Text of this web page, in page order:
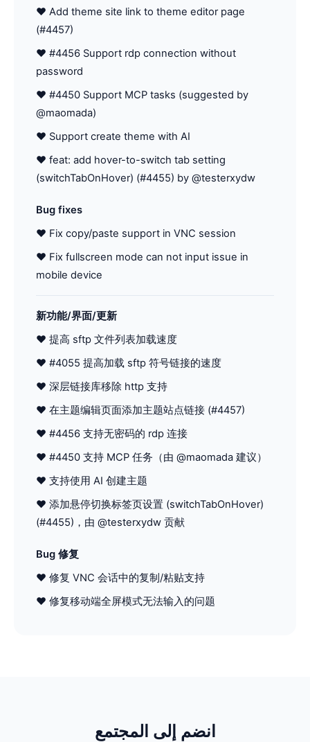
♥ Add theme site link to theme editor page
(#4457)
♥ #4456 Support rdp connection without
password
♥ #4450 Support MCP tasks (suggested by
@maomada)
♥ Support create theme with AI
♥ feat: add hover-to-switch tab setting
(switchTabOnHover) (#4455) by @testerxydw
Bug fixes
♥ Fix copy/paste support in VNC session
♥ Fix fullscreen mode can not input issue in
mobile device
新功能/界面/更新
♥ 提高 sftp 文件列表加载速度
♥ #4055 提高加载 sftp 符号链接的速度
♥ 深层链接库移除 http 支持
♥ 在主题编辑页面添加主题站点链接 (#4457)
♥ #4456 支持无密码的 rdp 连接
♥ #4450 支持 MCP 任务（由 @maomada 建议）
♥ 支持使用 AI 创建主题
♥ 添加悬停切换标签页设置 (switchTabOnHover)
(#4455)，由 @testerxydw 贡献
Bug 修复
♥ 修复 VNC 会话中的复制/粘贴支持
♥ 修复移动端全屏模式无法输入的问题
انضم إلى المجتمع